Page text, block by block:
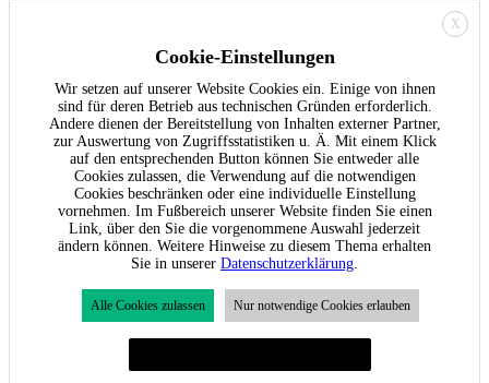
X
Cookie-Einstellungen
Wir setzen auf unserer Website Cookies ein. Einige von ihnen
sind für deren Betrieb aus technischen Gründen erforderlich.
Andere dienen der Bereitstellung von Inhalten externer Partner,
zur Auswertung von Zugriffsstatistiken u. Ä. Mit einem Klick
auf den entsprechenden Button können Sie entweder alle
Cookies zulassen, die Verwendung auf die notwendigen
Cookies beschränken oder eine individuelle Einstellung
vornehmen. Im Fußbereich unserer Website finden Sie einen
Link, über den Sie die vorgenommene Auswahl jederzeit
ändern können. Weitere Hinweise zu diesem Thema erhalten
Sie in unserer Datenschutzerklärung
Alle Cookies zulassen Nur notwendige Cookies erlauben